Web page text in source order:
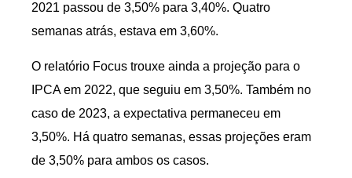
2021 passou de 3,50% para 3,40%. Quatro
semanas atrás, estava em 3,60%.
O relatório Focus trouxe ainda a projeção para o
IPCA em 2022, que seguiu em 3,50%. Também no
caso de 2023, a expectativa permaneceu em
3,50%. Há quatro semanas, essas projeções eram
de 3,50% para ambos os casos.